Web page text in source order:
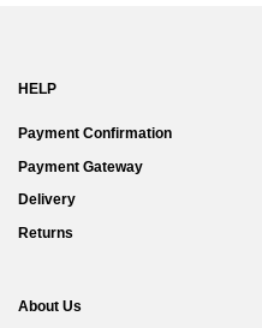
HELP
Payment Confirmation
Payment Gateway
Delivery
Returns
About Us